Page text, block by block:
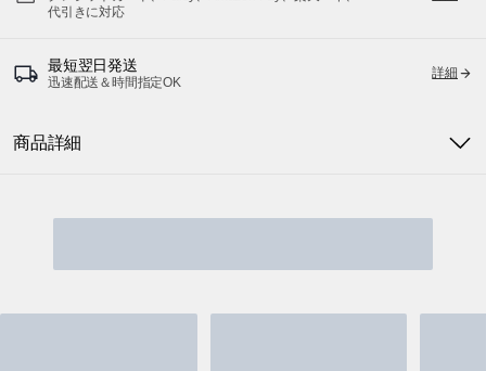
代引きに対応
最短翌日発送
迅速配送＆時間指定OK
詳細
商品詳細